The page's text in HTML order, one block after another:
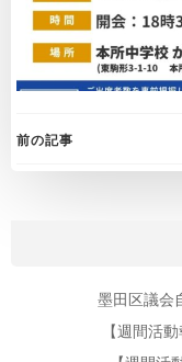
Post
前の記事
墨田区議会
【週間活